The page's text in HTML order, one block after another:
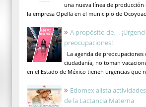
una nueva línea de
la empresa Opella en el municipio de
A propósito de…
preocupaciones!
La agenda de
ciudadanía, no toman
en el Estado de México tienen urgencias que
Edomex alista
de la Lactancia Materna